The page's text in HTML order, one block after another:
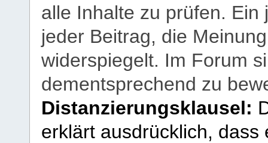
alle Inhalte zu prüfen.
jeder Beitrag, die
widerspiegelt. Im Forum
dementsprechend zu
Distanzierungsklausel:
erklärt ausdrücklich,